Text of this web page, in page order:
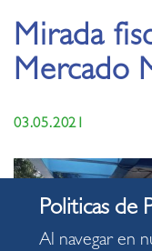
Mirada
Mercado
03.05.2021
Al navegar en